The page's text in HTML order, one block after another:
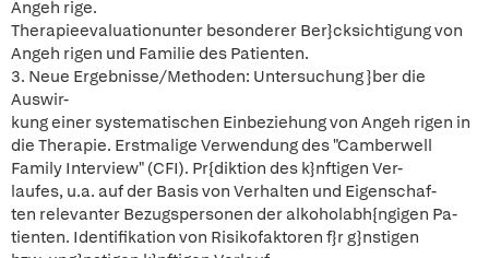
Angeh rige.
Therapieevaluationunter besonderer Ber}cksichtigung von
Angeh rigen und Familie des Patienten.
3. Neue Ergebnisse/Methoden: Untersuchung }ber die
Auswir-
kung einer systematischen Einbeziehung von Angeh rigen in
die Therapie. Erstmalige Verwendung des "Camberwell
Family Interview" (CFI). Pr{diktion des k}nftigen Ver-
laufes, u.a. auf der Basis von Verhalten und Eigenschaf-
ten relevanter Bezugspersonen der alkoholabh{ngigen Pa-
tienten. Identifikation von Risikofaktoren f}r g}nstigen